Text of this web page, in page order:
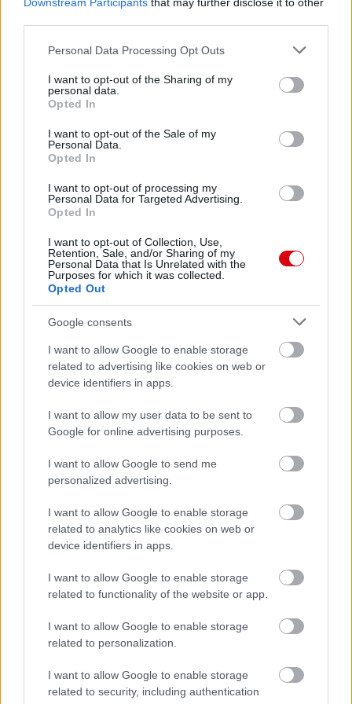
Please note that this website/app uses one or more Google
not limited to your visit or usage behaviour. You may click to
grant or deny consent to Google and its third-party tags to
use your data for below specified purposes in below Google
consent section.
Personal Data Processing Opt Outs
I want to opt-out of the Sharing of my
personal data.
Opted In
I want to opt-out of the Sale of my
Personal Data.
Opted In
I want to opt-out of processing my
Personal Data for Targeted Advertising.
Opted In
I want to opt-out of Collection, Use,
Retention, Sale, and/or Sharing of my
Personal Data that Is Unrelated with the
Purposes for which it was collected.
Opted Out
Google consents
I want to allow Google to enable storage
related to advertising like cookies on web or
device identifiers in apps.
I want to allow my user data to be sent to
Google for online advertising purposes.
I want to allow Google to send me
personalized advertising.
I want to allow Google to enable storage
related to analytics like cookies on web or
device identifiers in apps.
I want to allow Google to enable storage
related to functionality of the website or app.
I want to allow Google to enable storage
related to personalization.
I want to allow Google to enable storage
related to security, including authentication
Paris Saint-Germain
Manchester United
Nya Ullevi, Göteborg
2026-08-08 17:00
2 nap 13 óra 21 perc 51 másodperc